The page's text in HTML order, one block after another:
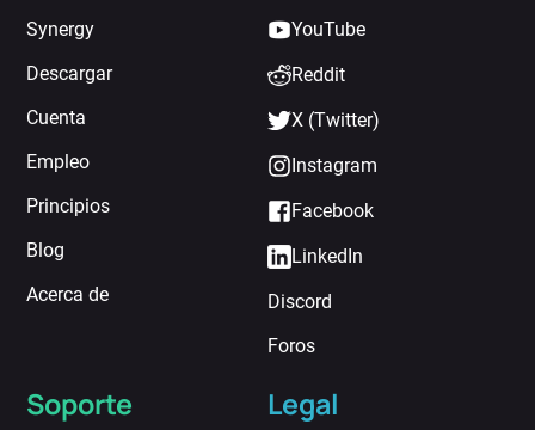
Synergy
Descargar
Cuenta
Empleo
Principios
Blog
Acerca de
YouTube
Reddit
X (Twitter)
Instagram
Facebook
LinkedIn
Discord
Foros
Soporte Legal